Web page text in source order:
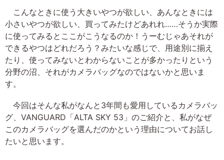
こんなときに使う大きいやつが欲しい、あんなときには
小さいやつが欲しい、買ってみたけどあれれ……そうか実際
に使ってみるとここがこうなるのか！うーむじゃあそれが
できるやつはどれだろう？みたいな感じで、用途別に揃え
たり、使ってみないとわからないことが多かったりという
分野の沼、それがカメラバッグなのではないかと思いま
す。
今回はそんな私がなんと3年間も愛用しているカメラバッ
グ、VANGUARD「ALTA SKY 53」のご紹介と、私がなぜ
このカメラバッグを選んだのかという理由についてお話し
たいと思います。